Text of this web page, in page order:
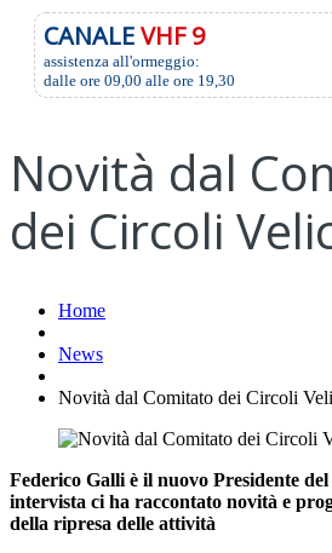
CANALEVHF 9
assistenza all'ormeggio:
dalle ore 09,00 alle ore 19,30
Novità dal
dei Circoli
Home
News
Novità dal Comitato dei Circoli
Federico Galli è il nuovo Presidente
intervista ci ha raccontato novità e
della ripresa delle attività